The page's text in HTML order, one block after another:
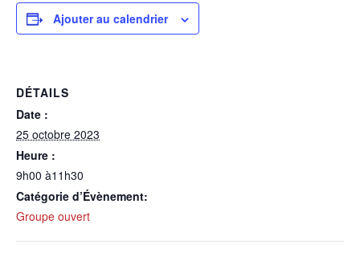
Ajouter au calendrier
DÉTAILS
Date :
25 octobre 2023
Heure :
9h00 à11h30
Catégorie d’Évènement:
Groupe ouvert